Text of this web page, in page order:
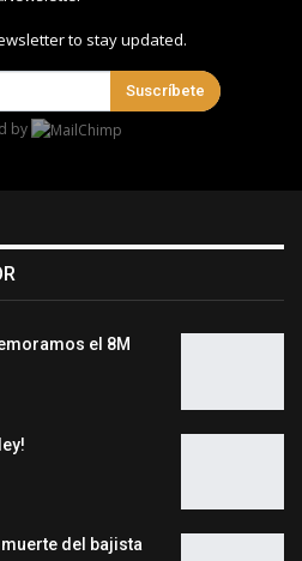
to stay updated.
Suscríbete
by
el 8M
del bajista